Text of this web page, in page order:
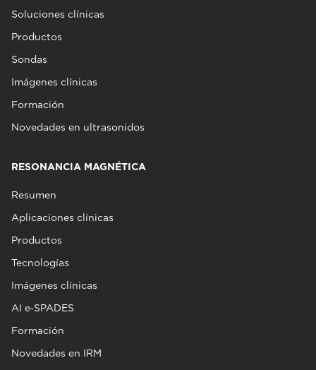
Soluciones clínicas
Productos
Sondas
Imágenes clínicas
Formación
Novedades en ultrasonidos
RESONANCIA MAGNÉTICA
Resumen
Aplicaciones clínicas
Productos
Tecnologías
Imágenes clínicas
AI e‑SPADES
Formación
Novedades en IRM